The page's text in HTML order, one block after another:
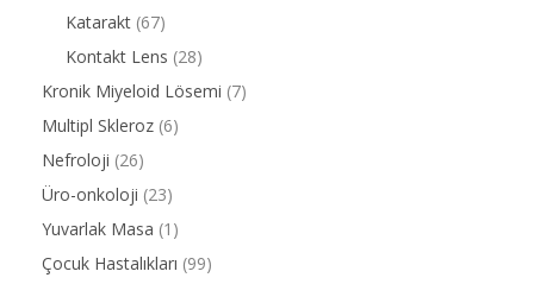
Katarakt (67)
Kontakt Lens (28)
Kronik Miyeloid Lösemi (7)
Multipl Skleroz (6)
Nefroloji (26)
Üro-onkoloji (23)
Yuvarlak Masa (1)
Çocuk Hastalıkları (99)